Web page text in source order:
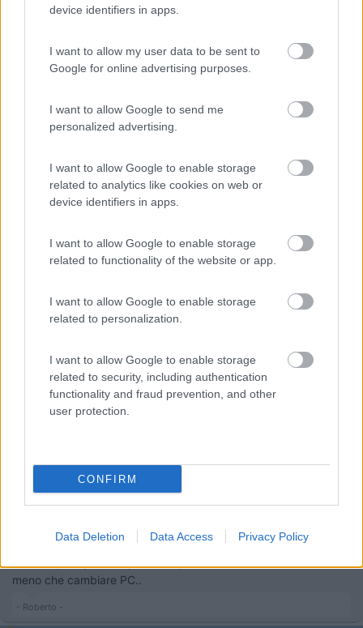
device identifiers in apps.
I want to allow my user data to be sent to
Google for online advertising purposes.
I want to allow Google to send me
personalized advertising.
I want to allow Google to enable storage
related to analytics like cookies on web or
device identifiers in apps.
I want to allow Google to enable storage
related to functionality of the website or app.
I want to allow Google to enable storage
related to personalization.
I want to allow Google to enable storage
related to security, including authentication
functionality and fraud prevention, and other
user protection.
CONFIRM
Data Deletion Data Access Privacy Policy
Ciao Mario, suggerivo di utilizzare un HUB USB3 perchè le specifiche
quelle di USB2, mantenendo compatibilità però a livello di protocollo. Il
...
indipendente e compatibile con il protocollo USB2 da collegare
a una qualsiasi porta usb del pc e alla rete 230V , tutto
funzione con tutte le usb collegate ma l'avviso non è ancora
apparso e se riappare provvedero con il HUB USB3 specificato
RobVision
1614
In risposta al messaggio diecostardel29/06/2018alle 22:10:43
ok ho capito praticamente un HUB USB3 esterno è tutto indipendente e
compatibile con il protocollo USB2 da collegare a una qualsiasi porta usb
Ci mancherebbe Mario, per una volta che posso esserti utile io...
hub esterno autoalimentato perchè in qualunque evenienza
salvi la scheda madre del PC: per un corto, un rientro di
meno che cambiare PC..
- Roberto -